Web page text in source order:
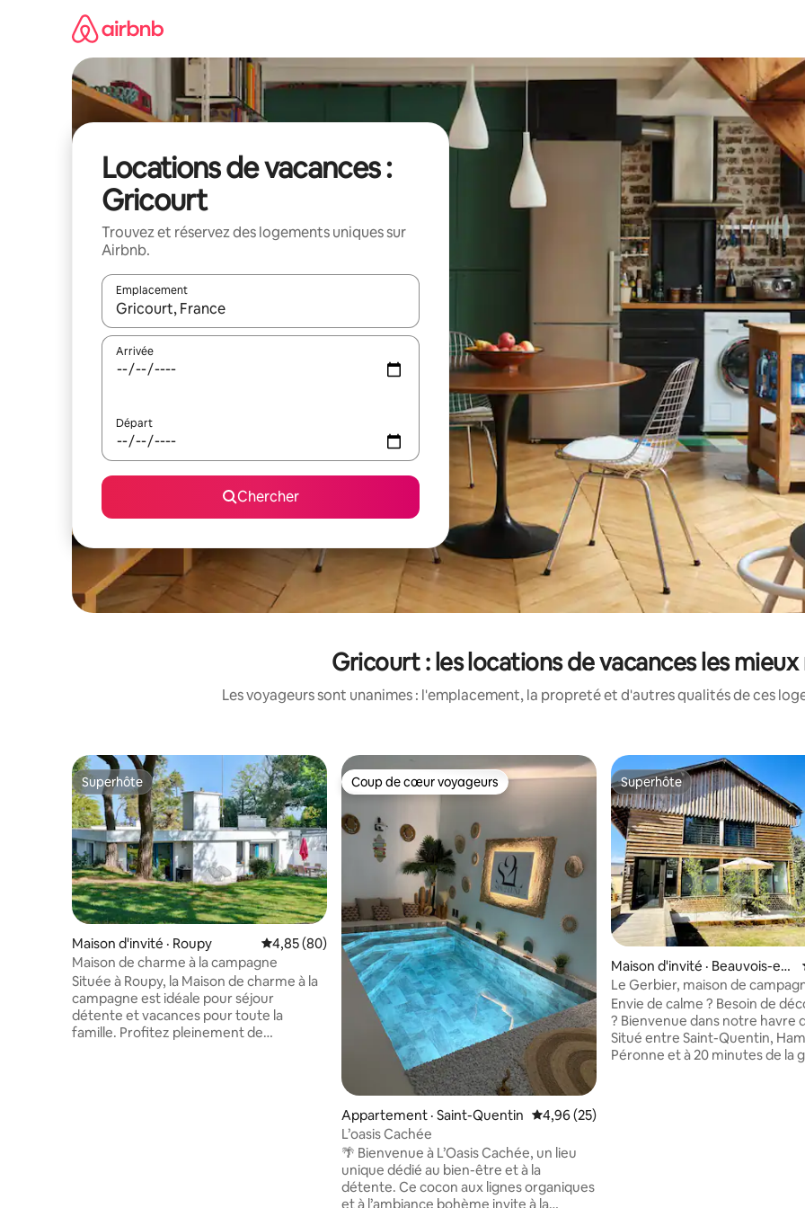
Locations de vacances :
Gricourt
Trouvez et réservez des logements uniques sur
Airbnb.
Emplacement
Quand les résultats sont affichés, parcourez-les en utilisant les flèches vers le haut et vers le bas, ou en appuyant
Arrivée
Départ
Chercher
Gricourt : les locations de vacances les
Les voyageurs sont unanimes : l'emplacement, la propreté et d'autres qualités de ces
Superhôte
Superhôte
Maison d'invité · Roupy Note moyenne de 4,85 sur 5, 80 commentaires
4,85 (80)
Maison de charme à la campagne
Située à Roupy, la Maison de charme à la
campagne est idéale pour séjour
détente et vacances pour toute la
famille. Profitez pleinement de
Coup de cœur voyageurs
Coup de cœur voyageurs
Appartement · Saint-Quentin Note moyenne de 4,96 sur 5, 25
4,96 (25)
L’oasis Cachée
🌴 Bienvenue à L’Oasis Cachée, un lieu
unique dédié au bien-être et à la
détente. Ce cocon aux lignes organiques
et à l’ambiance bohème invite à la
Superhôte
Superhôte
Maison d'invité · Beauvois-en-
Vermandois
Le Gerbier, maison de
Envie de calme ? Besoin de
? Bienvenue dans notre havre
Situé entre Saint-Quentin,
Péronne et à 20 minutes de la